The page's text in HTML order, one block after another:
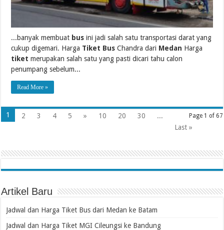
...banyak membuat bus ini jadi salah satu transportasi darat yang
cukup digemari. Harga Tiket Bus Chandra dari Medan Harga
tiket merupakan salah satu yang pasti dicari tahu calon
penumpang sebelum...
Read More »
Page 1 of 67
1 2 3 4 5 » 10 20 30
...
Last »
Artikel Baru
Jadwal dan Harga Tiket Bus dari Medan ke Batam
Jadwal dan Harga Tiket MGI Cileungsi ke Bandung